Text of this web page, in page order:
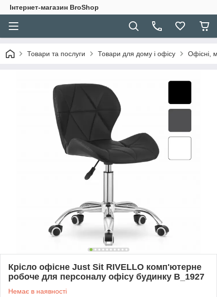
Інтернет-магазин BroShop
Товари та послуги Товари для дому і офісу Офісні,
Крісло офісне Just Sit RIVELLO комп'ютерне
робоче для персоналу офісу будинку B_1927
Немає в наявності